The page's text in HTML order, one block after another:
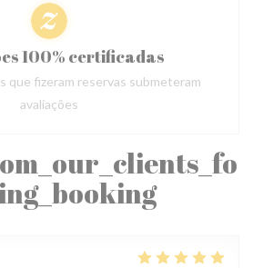
100% certificadas
que fizeram reservas submeteram
avaliações